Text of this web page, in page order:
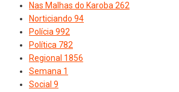
Nas Malhas do Karoba 262
Norticiando 94
Polícia 992
Política 782
Regional 1856
Semana 1
Social 9